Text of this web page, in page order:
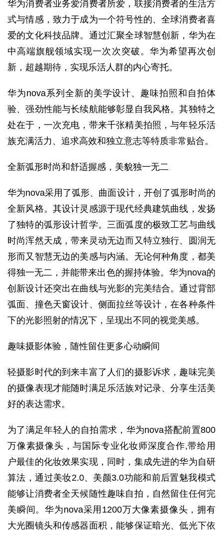
华为消费者业务爱消费者所爱，联接消费者的生活方
式与情感，致力于成为一个符号性的、全球消费者喜
爱的文化科技品牌。通过汇聚全球智慧创新，华为在
中高端旗舰领域实现一次次突破。华为希望再次创
新，超越期待，实现乐活人群的内心寄托。
华为nova系列全新的美学设计、趣味拍照和自拍体
验、强劲性能与长续航能够彰显自我风格。其独特之
处在于，一次充电，带来千张精美拍照，与年轻乐活
族充满活力、追求高效和独立意志等特质非常贴合。
全新弧形时尚和舒适握感，美貌独一无二
华为nova采用了弧形、曲面设计，开创了弧形时尚的
全新风格。其设计灵感源于现代经典建筑曲线，发扬
了独特的弧形设计哲学。三面弧度的极致工艺与曲线
时尚浑然天成，带来灵动无边而又特立独行、圆润无
形而又智慧无边的美感与内涵。无论何种角度，都美
得独一无二，并能带来出色的握持体验。华为nova的
创新设计还突出在曲线与光影的完美结合。通过背部
弧面、撞色天窗设计、侧面拉丝等设计，在各种条件
下的光影照射的情况下，呈现出不同的视觉美感。
趣味摄影体验，随性留住更多心动瞬间
轻摄影时代的到来丰富了人们的摄影诉求，趣味完美
的摄像表现才能随时满足乐活族对记录、分享生活美
好的表达需求。
为了满足年轻人的自拍需求，华为nova搭配前置800
万像素摄像头，与国际专业化妆师深度合作,带给用
户最佳的化妆效果实现，同时，集成先进的华为自研
算法，通过美妆2.0、美颜3.0功能和前后置魅我模式
能够让消费者全天候随性趣味自拍，自然留住任何完
美瞬间。华为nova采用1200万大像素摄像头，拥有
大光圈镜头和传感器面积，能够保证暗光、低光下依